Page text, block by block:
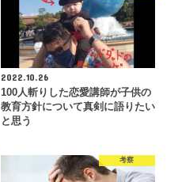
2022.10.26
100人斬りした恋愛講師が子供の
教育方針について真剣に語りたい
と思う
考察